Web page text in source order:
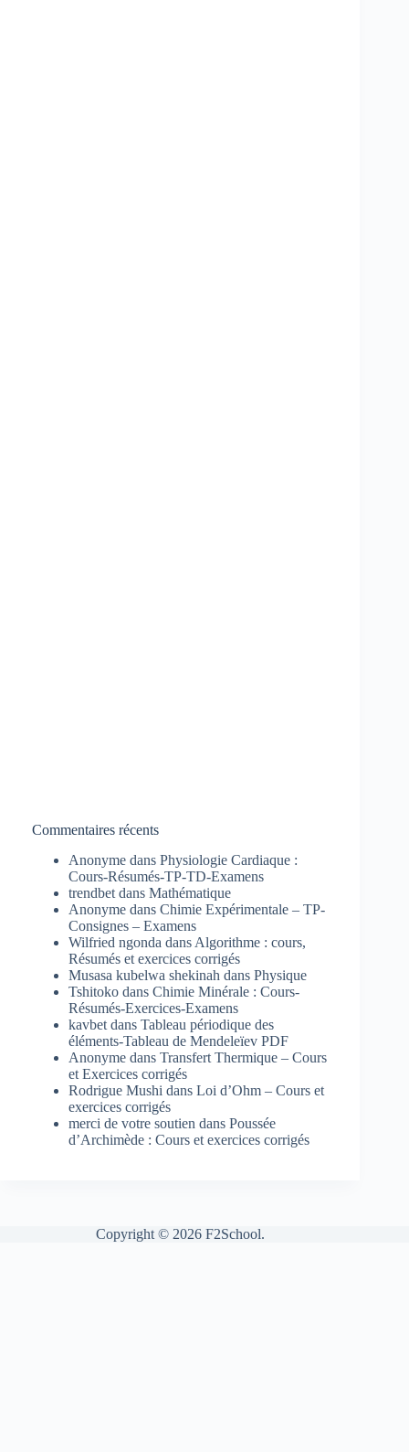
Commentaires récents
Anonyme dans Physiologie Cardiaque :
Cours-Résumés-TP-TD-Examens
trendbet dans Mathématique
Anonyme dans Chimie Expérimentale – TP-
Consignes – Examens
Wilfried ngonda dans Algorithme : cours,
Résumés et exercices corrigés
Musasa kubelwa shekinah dans Physique
Tshitoko dans Chimie Minérale : Cours-
Résumés-Exercices-Examens
kavbet dans Tableau périodique des
éléments-Tableau de Mendeleïev PDF
Anonyme dans Transfert Thermique – Cours
et Exercices corrigés
Rodrigue Mushi dans Loi d’Ohm – Cours et
exercices corrigés
merci de votre soutien dans Poussée
d’Archimède : Cours et exercices corrigés
Copyright © 2026 F2School.